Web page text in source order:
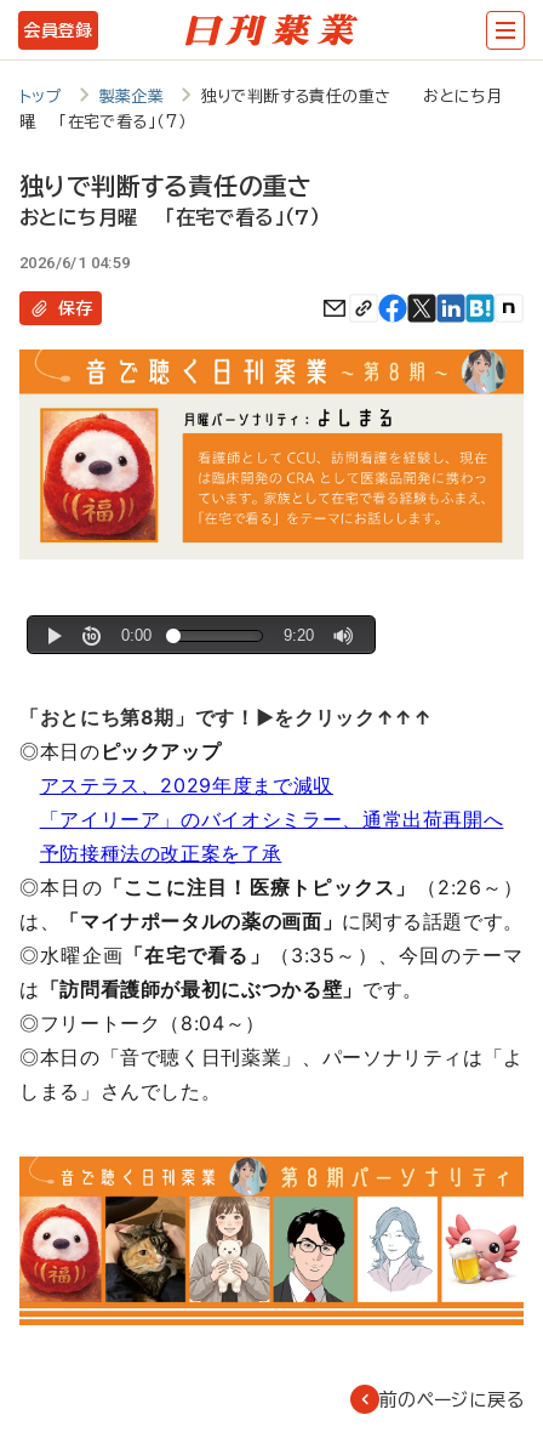
メ
イ
テ
ツ
に
会員登録
トップ 製薬企業
独りで判断する責任の重さ おとにち月
曜 「在宅で看る」（7）
独りで判断する責任の重さ
おとにち月曜 「在宅で看る」（7）
2026/6/1 04:59
保存
「おとにち第8期」です！▶をクリック↑↑↑
◎本日の ピックアップ
アステラス、2029年度まで減収
「アイリーア」のバイオシミラー、通常出荷再開へ
予防接種法の改正案を了承
◎本日の 「ここに注目！医療トピックス」
（2:26～）
は、
「マイナポータルの薬の画面」 に関する話題です。
◎水曜企画 「在宅で看る」
（3:35～）、今回のテーマ
は 「訪問看護師が最初にぶつかる壁」 です。
◎フリートーク（8:04～）
◎本日の「音で聴く日刊薬業」、パーソナリティは「よ
しまる」さんでした。
前のページに戻る